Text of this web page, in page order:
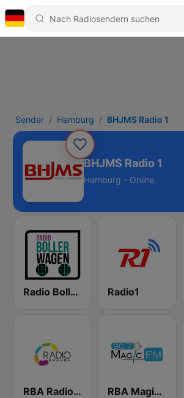
Sender Hamburg BHJMS Radio 1
BHJMS Radio 1
Hamburg - Online
Radio Bollerwagen Radio1
RBA Radio Rwanda RBA Magic Fm